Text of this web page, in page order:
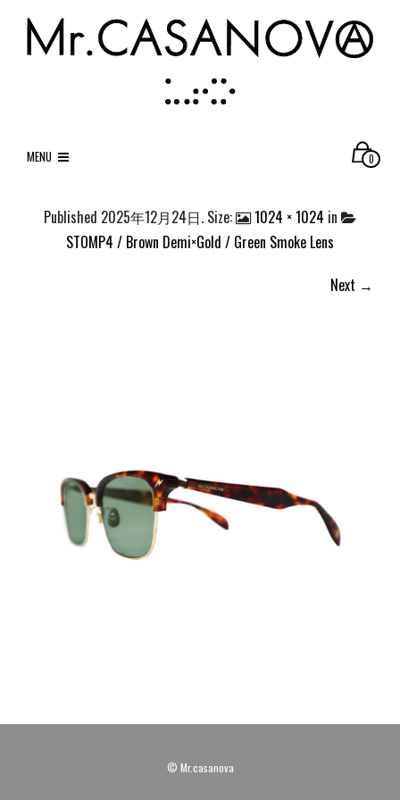
MENU 0
Published 2025年12月24日. Size: 1024 × 1024 in
STOMP4 / Brown Demi×Gold / Green Smoke Lens
Next →
© Mr.casanova